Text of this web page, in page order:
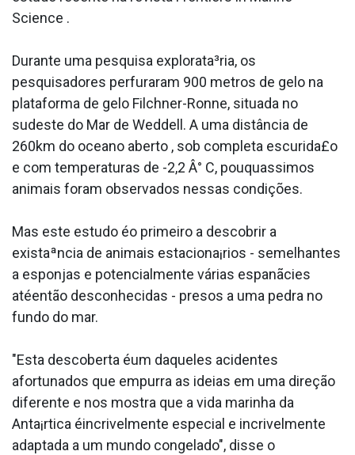
Science .
Durante uma pesquisa explorata³ria, os
pesquisadores perfuraram 900 metros de gelo na
plataforma de gelo Filchner-Ronne, situada no
sudeste do Mar de Weddell. A uma distância de
260km do oceano aberto , sob completa escurida£o
e com temperaturas de -2,2 Â° C, pouqua­ssimos
animais foram observados nessas condições.
Mas este estudo éo primeiro a descobrir a
existaªncia de animais estaciona¡rios - semelhantes
a esponjas e potencialmente várias espanãcies
atéentão desconhecidas - presos a uma pedra no
fundo do mar.
"Esta descoberta éum daqueles acidentes
afortunados que empurra as ideias em uma direção
diferente e nos mostra que a vida marinha da
Anta¡rtica éincrivelmente especial e incrivelmente
adaptada a um mundo congelado", disse o